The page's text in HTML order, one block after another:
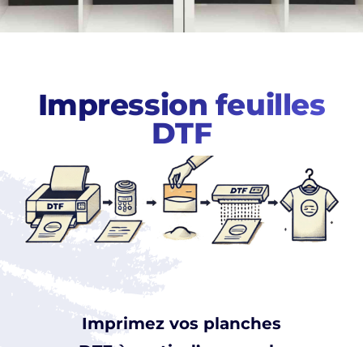
Impression feuilles
DTF
Imprimez vos planches